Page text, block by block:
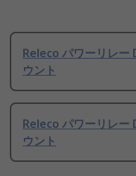
Releco パワーリレー
ウント
Releco パワーリレー
ウント